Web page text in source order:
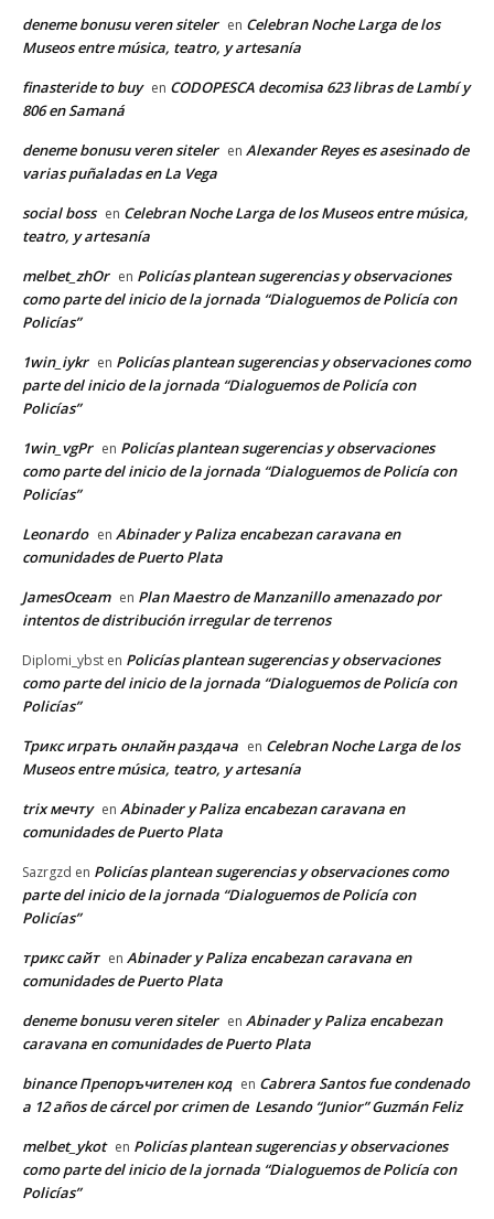
deneme bonusu veren siteler en Celebran Noche Larga de los
Museos entre música, teatro, y artesanía
finasteride to buy en CODOPESCA decomisa 623 libras de Lambí y
806 en Samaná
deneme bonusu veren siteler en Alexander Reyes es asesinado de
varias puñaladas en La Vega
social boss en Celebran Noche Larga de los Museos entre música,
teatro, y artesanía
melbet_zhOr en Policías plantean sugerencias y observaciones
como parte del inicio de la jornada “Dialoguemos de Policía con
Policías”
1win_iykr en Policías plantean sugerencias y observaciones como
parte del inicio de la jornada “Dialoguemos de Policía con
Policías”
1win_vgPr en Policías plantean sugerencias y observaciones
como parte del inicio de la jornada “Dialoguemos de Policía con
Policías”
Leonardo en Abinader y Paliza encabezan caravana en
comunidades de Puerto Plata
JamesOceam en Plan Maestro de Manzanillo amenazado por
intentos de distribución irregular de terrenos
Diplomi_ybst en Policías plantean sugerencias y observaciones
como parte del inicio de la jornada “Dialoguemos de Policía con
Policías”
Трикс играть онлайн раздача en Celebran Noche Larga de los
Museos entre música, teatro, y artesanía
trix мечту en Abinader y Paliza encabezan caravana en
comunidades de Puerto Plata
Sazrgzd en Policías plantean sugerencias y observaciones como
parte del inicio de la jornada “Dialoguemos de Policía con
Policías”
трикс сайт en Abinader y Paliza encabezan caravana en
comunidades de Puerto Plata
deneme bonusu veren siteler en Abinader y Paliza encabezan
caravana en comunidades de Puerto Plata
binance Препоръчителен код en Cabrera Santos fue condenado
a 12 años de cárcel por crimen de Lesando “Junior” Guzmán Feliz
melbet_ykot en Policías plantean sugerencias y observaciones
como parte del inicio de la jornada “Dialoguemos de Policía con
Policías”